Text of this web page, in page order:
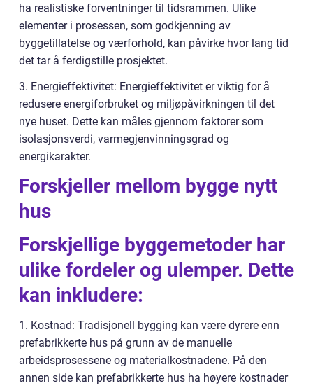
ha realistiske forventninger til tidsrammen. Ulike
elementer i prosessen, som godkjenning av
byggetillatelse og værforhold, kan påvirke hvor lang tid
det tar å ferdigstille prosjektet.
3. Energieffektivitet: Energieffektivitet er viktig for å
redusere energiforbruket og miljøpåvirkningen til det
nye huset. Dette kan måles gjennom faktorer som
isolasjonsverdi, varmegjenvinningsgrad og
energikarakter.
Forskjeller mellom bygge nytt
hus
Forskjellige byggemetoder har
ulike fordeler og ulemper. Dette
kan inkludere:
1. Kostnad: Tradisjonell bygging kan være dyrere enn
prefabrikkerte hus på grunn av de manuelle
arbeidsprosessene og materialkostnadene. På den
annen side kan prefabrikkerte hus ha høyere kostnader